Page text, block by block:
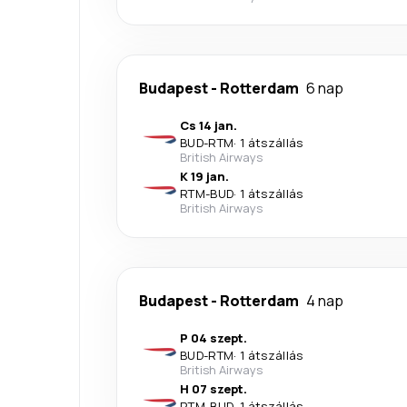
Budapest- Rotterdam 6 nap
Cs 14 jan.
BUD-RTM· 1 átszállás
British Airways
K 19 jan.
RTM-BUD· 1 átszállás
British Airways
Budapest- Rotterdam 4 nap
P 04 szept.
BUD-RTM· 1 átszállás
British Airways
H 07 szept.